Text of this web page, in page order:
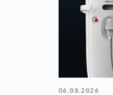
06.08.2026